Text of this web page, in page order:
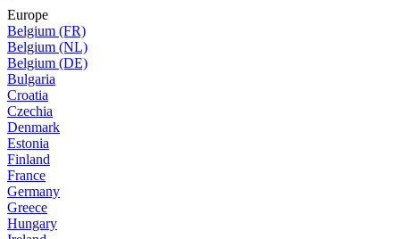
Europe
Belgium (FR)
Belgium (NL)
Belgium (DE)
Bulgaria
Croatia
Czechia
Denmark
Estonia
Finland
France
Germany
Greece
Hungary